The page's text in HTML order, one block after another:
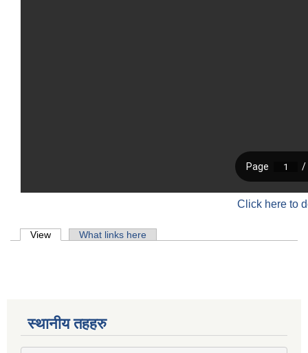
Click here to
Primary tabs
View (active tab)What links here
स्थानीय तहहरु